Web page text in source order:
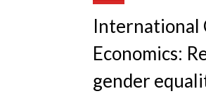
International
Economics:
gender